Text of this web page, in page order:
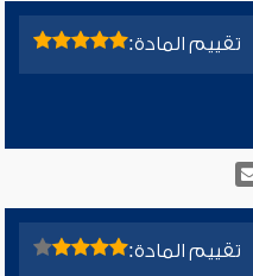
تقييم المادة:
تقييم المادة: